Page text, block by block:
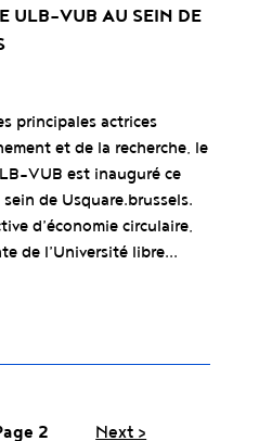
ULB-VUB AU SEIN DE
principales actrices
et de la recherche, le
VUB est inauguré ce
de Usquare.brussels.
d’économie circulaire,
de l’Université libre...
2 Next ›